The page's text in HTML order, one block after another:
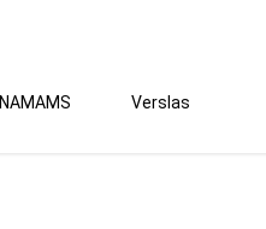
NAMAMS Verslas